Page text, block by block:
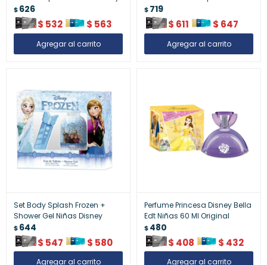
$626
$ 532 $ 563
$719
$ 611 $ 647
Set Body Splash Frozen +
Shower Gel Niñas Disney
$644
$ 547 $ 580
Perfume Princesa Disney Bella
Edt Niñas 60 Ml Original
$480
$ 408 $ 432